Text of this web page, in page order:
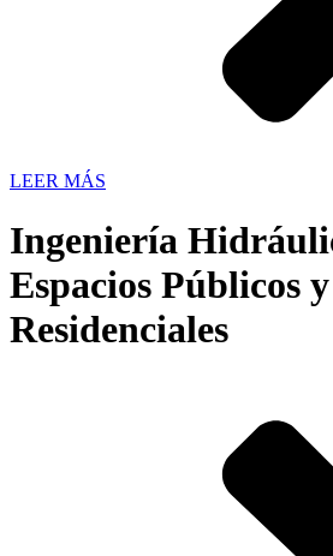
LEER MÁS
Ingeniería
Espacios Públicos y
Residenciales